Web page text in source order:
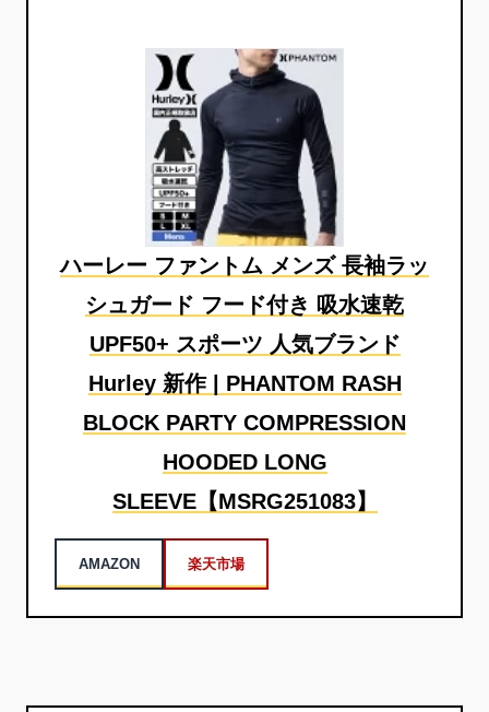
ハーレー ファントム メンズ 長袖ラッ
シュガード フード付き 吸水速乾
UPF50+ スポーツ 人気ブランド
Hurley 新作 | PHANTOM RASH
BLOCK PARTY COMPRESSION
HOODED LONG
SLEEVE【MSRG251083】
AMAZON 楽天市場